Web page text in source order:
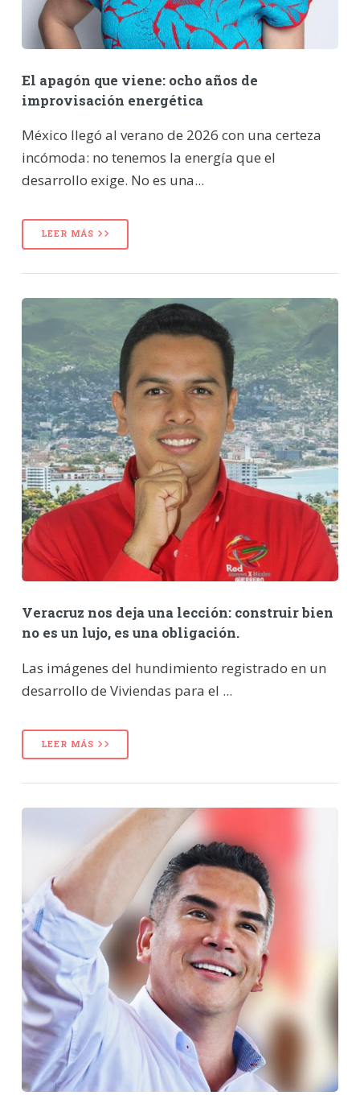
El apagón que viene: ocho años de
improvisación energética
México llegó al verano de 2026 con una certeza
incómoda: no tenemos la energía que el
desarrollo exige. No es una...
LEER MÁS
Veracruz nos deja una lección: construir bien
no es un lujo, es una obligación.
Las imágenes del hundimiento registrado en un
desarrollo de Viviendas para el ...
LEER MÁS